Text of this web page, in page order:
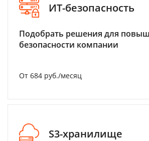
ИТ-безопасность
Подобрать решения для
безопасности компании
От 684 руб./месяц
S3-хранилище